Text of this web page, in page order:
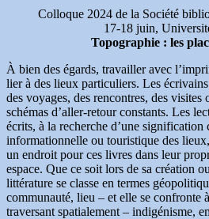
Colloque 2024 de la Société
17-18 juin,
Topographie : les
À bien des égards, travailler avec
lier à des lieux particuliers. Les
des voyages, des rencontres, des visites
schémas d’aller-retour constants. Les
écrits, à la recherche d’une
informationnelle ou touristique des
un endroit pour ces livres dans leur
espace. Que ce soit lors de sa création
littérature se classe en termes
communauté, lieu – et elle se confronte
traversant spatialement – indigénisme,